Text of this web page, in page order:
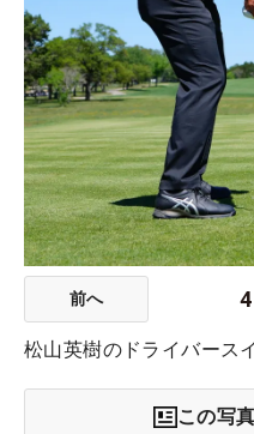
前へ 4
松山英樹のドライバース
この写